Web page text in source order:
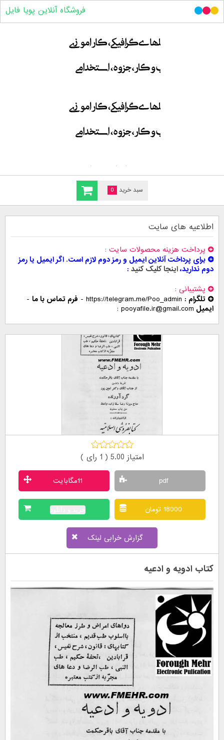
سبد خرید 0
فروشگاه آنلاین پویا فایل
اطلاعیه های سایت
پرداخت هزینه محصولات سایت
برای پرداخت آنلاین ایمیل و رمز دوم لازم است. اگر ایمیل یا رمز
دوم ندارید،اینجا کلیک کنید
پشتیبانی
تلگرام : https://telegram.me/Poo_admin
- فرم تماس با ما -
ایمیل pooyafile.ir@gmail.com
امتیاز 5.00 ( 1 رای )
pdf 11مگابایت
18000 تومان خرید و دانلود
گزارش خرابی لینک
کتاب ادویه و ادعیه